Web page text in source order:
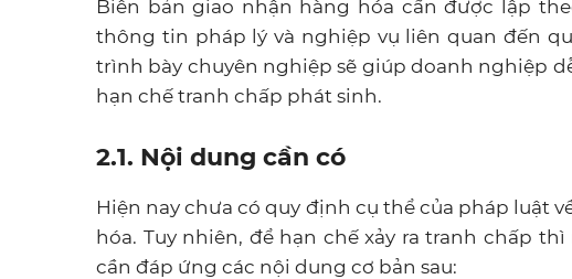
Biên bản giao nhận hàng hóa cần được lập
thông tin pháp lý và nghiệp vụ liên quan đến
trình bày chuyên nghiệp sẽ giúp doanh nghiệp
hạn chế tranh chấp phát sinh.
2.1. Nội dung cần có
Hiện nay chưa có quy định cụ thể của pháp luật
hóa. Tuy nhiên, để hạn chế xảy ra tranh chấp
cần đáp ứng các nội dung cơ bản sau: